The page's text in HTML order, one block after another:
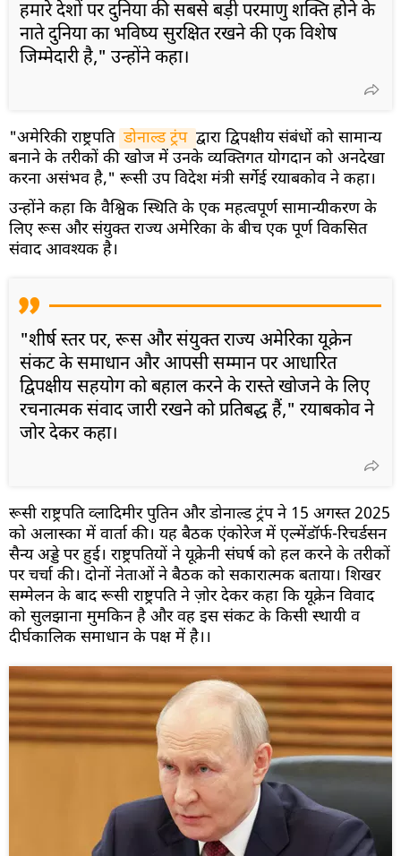
हमारे देशों पर दुनिया की सबसे बड़ी परमाणु शक्ति होने के
नाते दुनिया का भविष्य सुरक्षित रखने की एक विशेष
जिम्मेदारी है," उन्होंने कहा।
"अमेरिकी राष्ट्रपति डोनाल्ड ट्रंप द्वारा द्विपक्षीय संबंधों को सामान्य
बनाने के तरीकों की खोज में उनके व्यक्तिगत योगदान को अनदेखा
करना असंभव है," रूसी उप विदेश मंत्री सर्गेई रयाबकोव ने कहा।
उन्होंने कहा कि वैश्विक स्थिति के एक महत्वपूर्ण सामान्यीकरण के
लिए रूस और संयुक्त राज्य अमेरिका के बीच एक पूर्ण विकसित
संवाद आवश्यक है।
"शीर्ष स्तर पर, रूस और संयुक्त राज्य अमेरिका यूक्रेन
संकट के समाधान और आपसी सम्मान पर आधारित
द्विपक्षीय सहयोग को बहाल करने के रास्ते खोजने के लिए
रचनात्मक संवाद जारी रखने को प्रतिबद्ध हैं," रयाबकोव ने
जोर देकर कहा।
रूसी राष्ट्रपति व्लादिमीर पुतिन और डोनाल्ड ट्रंप ने 15 अगस्त 2025
को अलास्का में वार्ता की। यह बैठक एंकोरेज में एल्मेंडॉर्फ-रिचर्डसन
सैन्य अड्डे पर हुई। राष्ट्रपतियों ने यूक्रेनी संघर्ष को हल करने के तरीकों
पर चर्चा की। दोनों नेताओं ने बैठक को सकारात्मक बताया। शिखर
सम्मेलन के बाद रूसी राष्ट्रपति ने ज़ोर देकर कहा कि यूक्रेन विवाद
को सुलझाना मुमकिन है और वह इस संकट के किसी स्थायी व
दीर्घकालिक समाधान के पक्ष में है।।